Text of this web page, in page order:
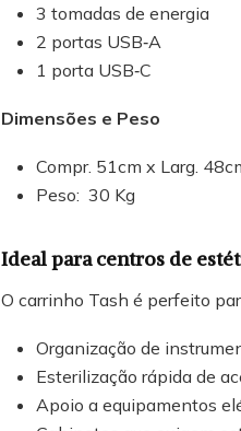
3 tomadas de energia
2 portas USB‑A
1 porta USB‑C
Dimensões e Peso
Compr. 51cm x Larg.
Peso: 30 Kg
Ideal para centros de
O carrinho Tash é perfeito
Organização de
Esterilização rápida de
Apoio a equipamentos